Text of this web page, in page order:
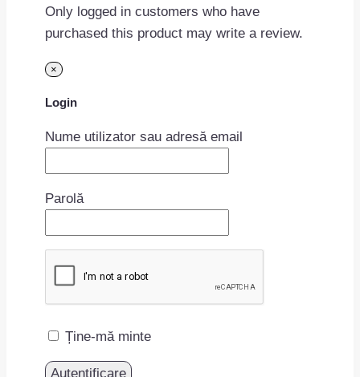
Only logged in customers who have
purchased this product may write a review.
×
Login
Nume utilizator sau adresă email
Parolă
Ține-mă minte